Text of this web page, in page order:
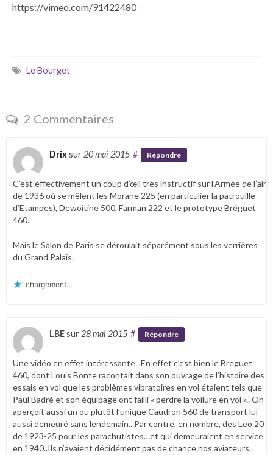
https://vimeo.com/91422480
Le Bourget
2 Commentaires
Drixsur 20 mai 2015 # Répondre
C’est effectivement un coup d’œil très instructif sur l’Armée de l’air
de 1936 où se mêlent les Morane 225 (en particulier la patrouille
d’Etampes), Dewoitine 500, Farman 222 et le prototype Bréguet
460.
Mais le Salon de Paris se déroulait séparément sous les verrières
du Grand Palais.
chargement…
LBEsur 28 mai 2015 # Répondre
Une vidéo en effet intéressante ..En effet c’est bien le Breguet
460, dont Louis Bonte racontait dans son ouvrage de l’histoire des
essais en vol que les problèmes vibratoires en vol étaient tels que
Paul Badré et son équipage ont failli « perdre la voilure en vol ».. On
aperçoit aussi un ou plutôt l’unique Caudron 560 de transport lui
aussi demeuré sans lendemain.. Par contre, en nombre, des Leo 20
de 1923-25 pour les parachutistes…et qui demeuraient en service
en 1940..Ils n’avaient décidément pas de chance nos aviateurs..